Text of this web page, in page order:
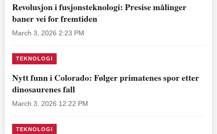
Revolusjon i fusjonsteknologi: Presise målinger
baner vei for fremtiden
March 3, 2026 2:23 PM
TEKNOLOGI
Nytt funn i Colorado: Følger primatenes spor etter
dinosaurenes fall
March 3, 2026 12:22 PM
TEKNOLOGI